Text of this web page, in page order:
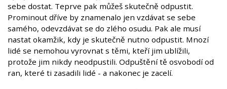
sebe dostat. Teprve pak můžeš skutečně odpustit.
Prominout dříve by znamenalo jen vzdávat se sebe
samého, odevzdávat se do zlého osudu. Pak ale musí
nastat okamžik, kdy je skutečně nutno odpustit. Mnozí
lidé se nemohou vyrovnat s těmi, kteří jim ublížili,
protože jim nikdy neodpustili. Odpuštění tě osvobodí od
ran, které ti zasadili lidé - a nakonec je zacelí.